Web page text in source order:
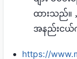
ထားသည်။
အနည်းငယ်ကို
https://